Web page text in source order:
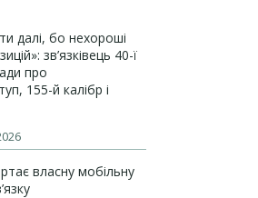
далі, бо нехороші
зв’язківець 40-ї
про
155-й калібр і
власну мобільну